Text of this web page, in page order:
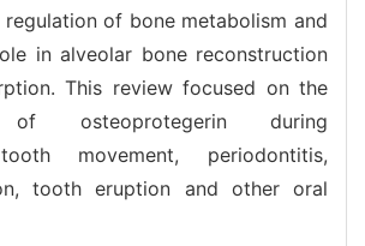
of bone metabolism and
in alveolar bone reconstruction
This review focused on the
of osteoprotegerin during
movement, periodontitis,
tooth eruption and other oral